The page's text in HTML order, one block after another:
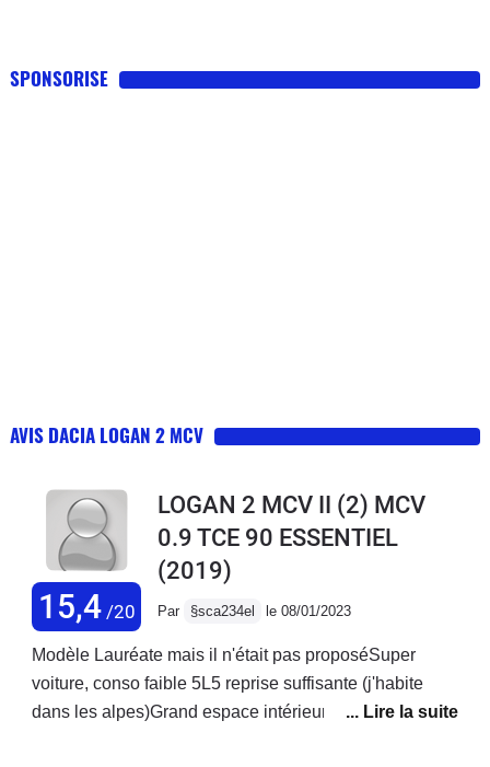
SPONSORISE
AVIS DACIA LOGAN 2 MCV
15,4/20
LOGAN 2 MCV II (2) MCV
0.9 TCE 90 ESSENTIEL
(2019)
Par §sca234el le 08/01/2023
Modèle Lauréate mais il n'était pas proposéSuper
voiture, conso faible 5L5 reprise suffisante (j'habite
dans les alpes)Grand espace intérieur, même avec 3